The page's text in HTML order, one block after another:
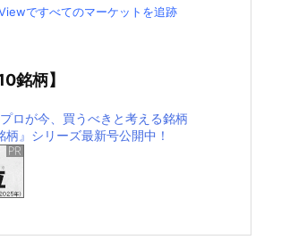
ですべてのマーケットを追跡
銘柄】
ロが今、買うべきと考える銘柄
柄』シリーズ最新号公開中！